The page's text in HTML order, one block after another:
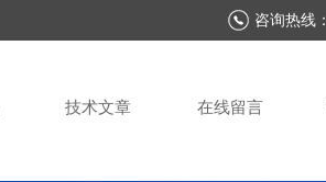
咨询热线：
技术文章 在线留言